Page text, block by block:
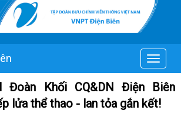
Toggle
Đoàn Khối CQ&DN Điện Biên
lửa thể thao - lan tỏa gắn kết!